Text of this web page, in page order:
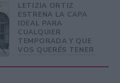
LETIZIA ORTIZ
ESTRENA LA CAPA
IDEAL PARA
CUALQUIER
TEMPORADA Y QUE
VOS QUERÉS TENER